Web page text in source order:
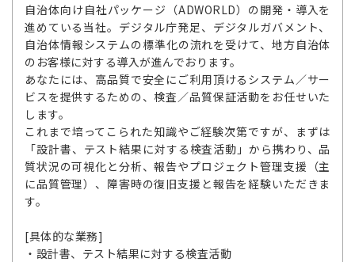
自治体向け自社パッケージ（ADWORLD）の開発・導入を
進めている当社。デジタル庁発足、デジタルガバメント、
自治体情報システムの標準化の流れを受けて、地方自治体
のお客様に対する導入が進んでおります。
あなたには、高品質で安全にご利用頂けるシステム／サー
ビスを提供するための、検査／品質保証活動をお任せいた
します。
これまで培ってこられた知識やご経験次第ですが、まずは
「設計書、テスト結果に対する検査活動」から携わり、品
質状況の可視化と分析、報告やプロジェクト管理支援（主
に品質管理）、障害時の復旧支援と報告を経験いただきま
す。
[具体的な業務]
・設計書、テスト結果に対する検査活動